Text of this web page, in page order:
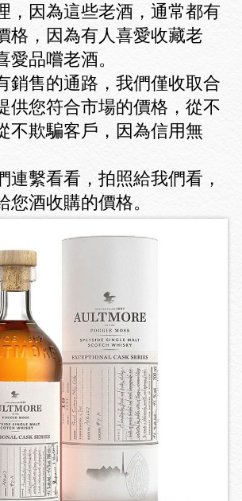
，因為這些老酒，通常都有
格，因為有人喜愛收藏老
愛品嚐老酒。
銷售的通路，我們僅收取合
供您符合市場的價格，從不
不欺騙客戶，因為信用無
連繫看看，拍照給我們看，
您酒收購的價格。